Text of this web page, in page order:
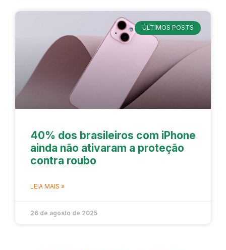
ÚLTIMOS POSTS
40% dos brasileiros com iPhone
ainda não ativaram a proteção
contra roubo
LEIA MAIS »
26 de agosto de 2025